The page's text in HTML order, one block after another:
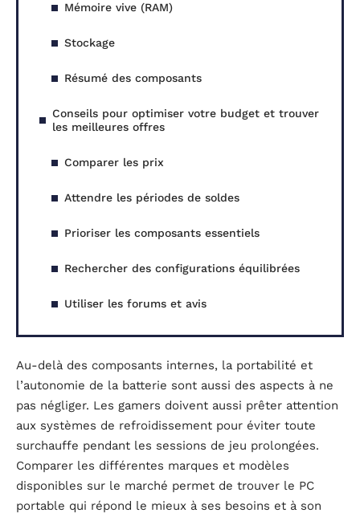
Mémoire vive (RAM)
Stockage
Résumé des composants
Conseils pour optimiser votre budget et trouver
les meilleures offres
Comparer les prix
Attendre les périodes de soldes
Prioriser les composants essentiels
Rechercher des configurations équilibrées
Utiliser les forums et avis
Au-delà des composants internes, la portabilité et
l’autonomie de la batterie sont aussi des aspects à ne
pas négliger. Les gamers doivent aussi prêter attention
aux systèmes de refroidissement pour éviter toute
surchauffe pendant les sessions de jeu prolongées.
Comparer les différentes marques et modèles
disponibles sur le marché permet de trouver le PC
portable qui répond le mieux à ses besoins et à son